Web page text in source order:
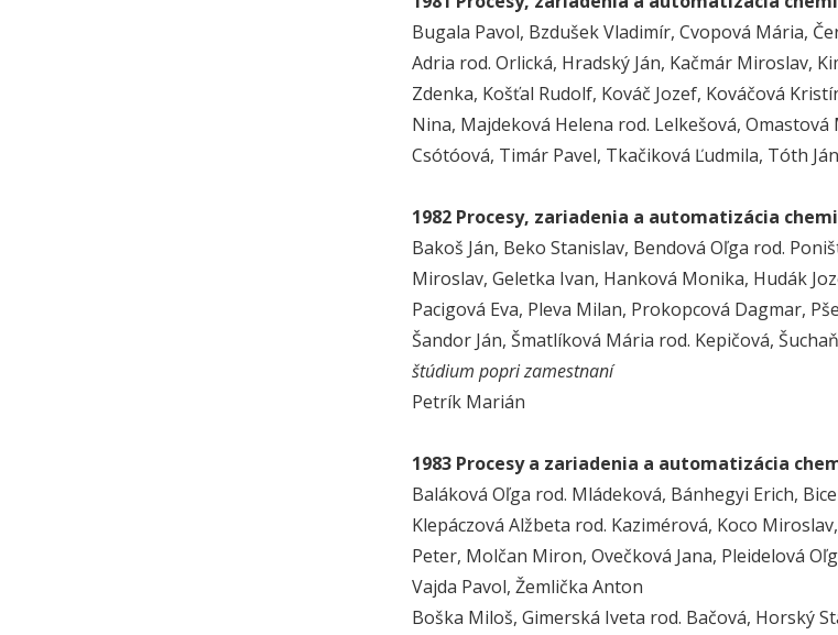
Bugala Pavol, Bzdušek Vladimír, Cvopová Mária,
Adria rod. Orlická, Hradský Ján, Kačmár Miroslav,
Zdenka, Košťal Rudolf, Kováč Jozef, Kováčová
Nina, Majdeková Helena rod. Lelkešová,
Csótóová, Timár Pavel, Tkačiková Ľudmila, Tóth
1982 Procesy, zariadenia a automatizácia
Bakoš Ján, Beko Stanislav, Bendová Oľga rod.
Miroslav, Geletka Ivan, Hanková Monika, Hudák
Pacigová Eva, Pleva Milan, Prokopcová Dagmar,
Šandor Ján, Šmatlíková Mária rod. Kepičová,
štúdium popri zamestnaní
Petrík Marián
1983 Procesy a zariadenia a automatizácia
Baláková Oľga rod. Mládeková, Bánhegyi Erich,
Klepáczová Alžbeta rod. Kazimérová, Koco
Peter, Molčan Miron, Ovečková Jana, Pleidelová
Vajda Pavol, Žemlička Anton
Boška Miloš, Gimerská Iveta rod. Bačová, Horský